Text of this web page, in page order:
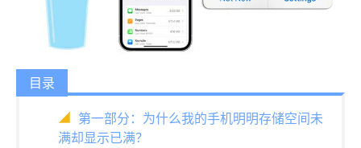
目录
第一部分：为什么我的手机明明存储空间未
满却显示已满？